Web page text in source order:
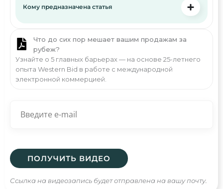
Кому предназначена статья
Что до сих пор мешает вашим продажам за
рубеж?
Узнайте о 5 главных барьерах — на основе 25-летнего
опыта Western Bid в работе с международной
электронной коммерцией.
Ссылка на видеозапись будет отправлена на вашу почту.